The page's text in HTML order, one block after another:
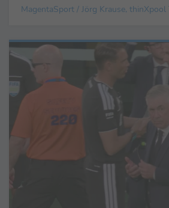
MagentaSport / Jörg Krause, thinXpool